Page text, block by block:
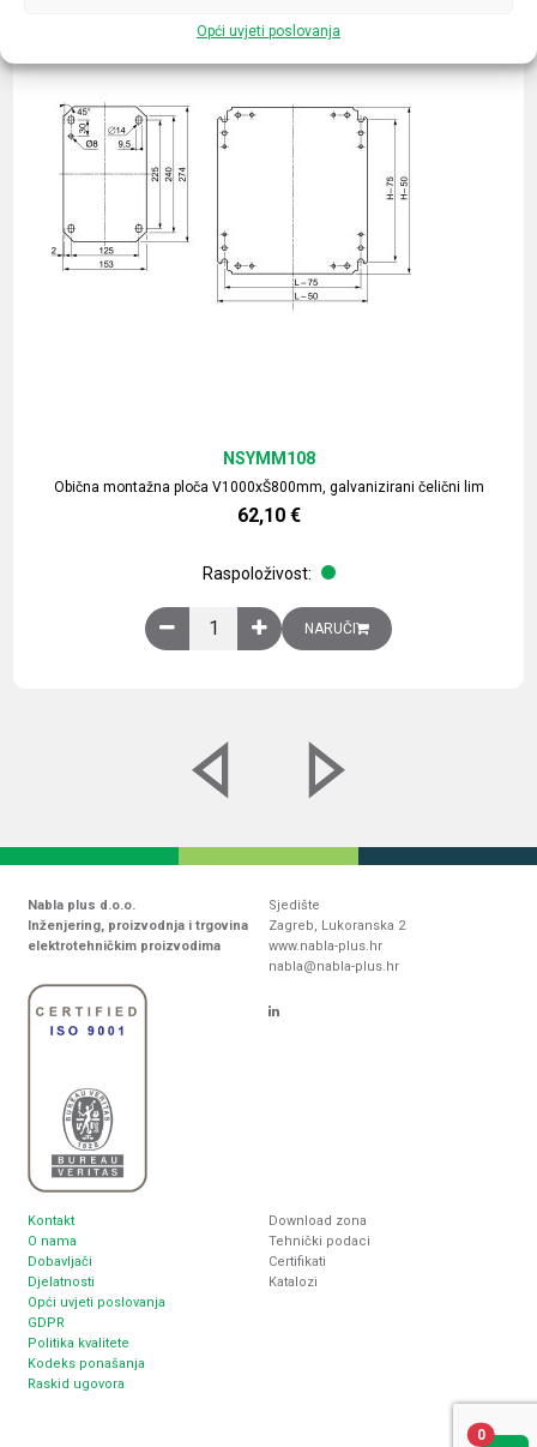
Opći uvjeti poslovanja
Obična montažna ploča V1000xŠ800mm, galvanizirani čelični lim
NSYMM108
62,10 €
Raspoloživost:
Obična montažna ploča V1000xŠ800mm,
NARUČI
Nabla plus d.o.o.
Inženjering, proizvodnja i trgovina
elektrotehničkim proizvodima
Sjedište
Zagreb, Lukoranska 2
www.nabla-plus.hr
nabla@nabla-plus.hr
Kontakt
O nama
Dobavljači
Djelatnosti
Opći uvjeti poslovanja
GDPR
Politika kvalitete
Kodeks ponašanja
Raskid ugovora
Download zona
Tehnički podaci
Certifikati
Katalozi
0